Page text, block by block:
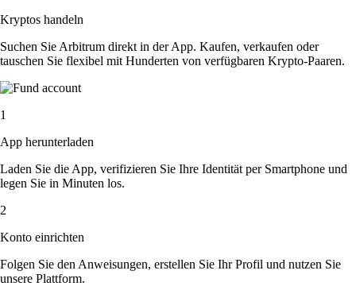
Kryptos handeln
Suchen Sie Arbitrum direkt in der App. Kaufen, verkaufen oder
tauschen Sie flexibel mit Hunderten von verfügbaren Krypto-Paaren.
1
App herunterladen
Laden Sie die App, verifizieren Sie Ihre Identität per Smartphone und
legen Sie in Minuten los.
2
Konto einrichten
Folgen Sie den Anweisungen, erstellen Sie Ihr Profil und nutzen Sie
unsere Plattform.